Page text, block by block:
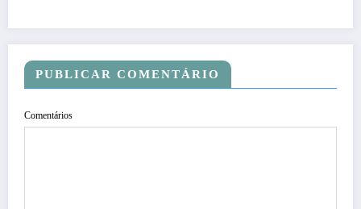
PUBLICAR COMENTÁRIO
Comentários